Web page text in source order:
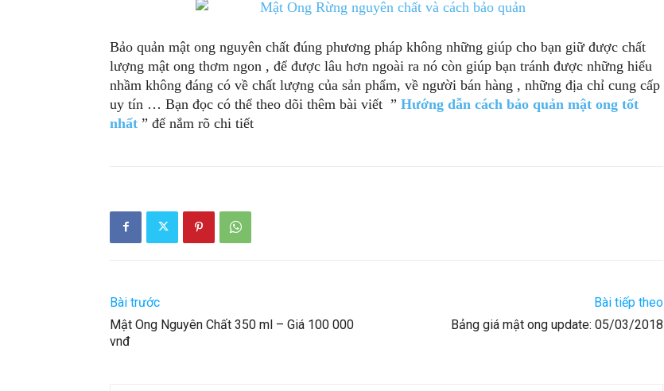
Bảo quản mật ong nguyên chất đúng phương pháp không những giúp cho bạn giữ được chất
lượng mật ong thơm ngon , để được lâu hơn ngoài ra nó còn giúp bạn tránh được những hiểu
nhầm không đáng có về chất lượng của sản phẩm, về người bán hàng , những địa chỉ cung cấp
uy tín … Bạn đọc có thể theo dõi thêm bài viết ” Hướng dẫn cách bảo quản mật ong tốt
nhất ” để nắm rõ chi tiết
Bài trước
Mật Ong Nguyên Chất 350 ml – Giá 100 000
vnđ
Bài tiếp theo
Bảng giá mật ong update: 05/03/2018